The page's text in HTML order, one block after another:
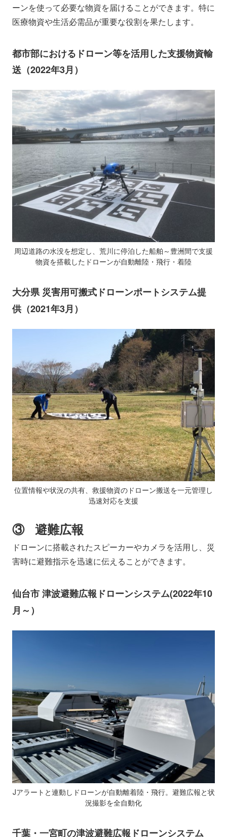
ーンを使って必要な物資を届けることができます。特に
医療物資や生活必需品が重要な役割を果たします。
都市部におけるドローン等を活用した支援物資輸
送（2022年3月）
周辺道路の水没を想定し、荒川に停泊した船舶～豊洲間で支援
物資を搭載したドローンが自動離陸・飛行・着陸
大分県 災害用可搬式ドローンポートシステム提
供（2021年3月）
位置情報や状況の共有、救援物資のドローン搬送を一元管理し
迅速対応を支援
③ 避難広報
ドローンに搭載されたスピーカーやカメラを活用し、災
害時に避難指示を迅速に伝えることができます。
仙台市 津波避難広報ドローンシステム(2022年10
月～）
Jアラートと連動しドローンが自動離着陸・飛行。避難広報と状
況撮影を全自動化
千葉・一宮町の津波避難広報ドローンシステム